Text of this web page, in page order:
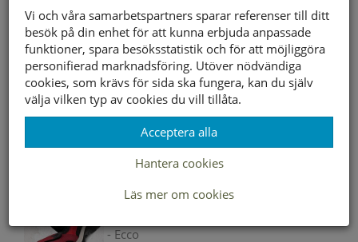
Välj storlek först
Lagerstatus per butik
Butik
36 37 38 39 40
41
Borlänge
- Ecco
Vi och våra samarbetspartners sparar referenser till ditt
besök på din enhet för att kunna erbjuda anpassade
funktioner, spara besöksstatistik och för att möjliggöra
personifierad marknadsföring. Utöver nödvändiga
cookies, som krävs för sida ska fungera, kan du själv
välja vilken typ av cookies du vill tillåta.
Acceptera alla
Hantera cookies
Läs mer om cookies